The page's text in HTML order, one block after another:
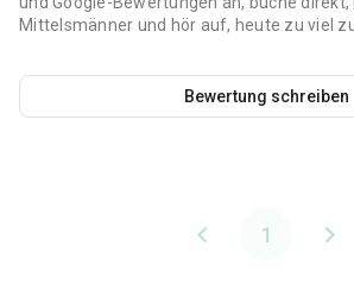
Mittelsmänner und hör auf, heute zu viel
Bewertung schreiben
1